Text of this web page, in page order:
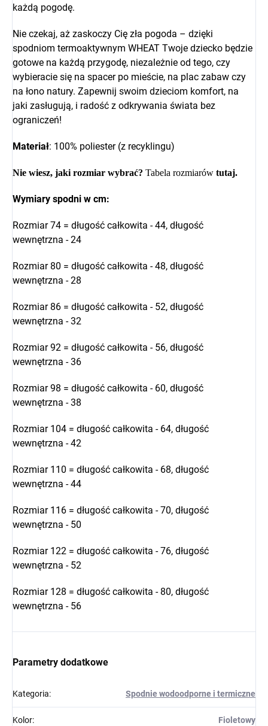
każdą pogodę.
Nie czekaj, aż zaskoczy Cię zła pogoda – dzięki
spodniom termoaktywnym WHEAT Twoje dziecko będzie
gotowe na każdą przygodę, niezależnie od tego, czy
wybieracie się na spacer po mieście, na plac zabaw czy
na łono natury. Zapewnij swoim dzieciom komfort, na
jaki zasługują, i radość z odkrywania świata bez
ograniczeń!
Materiał: 100% poliester (z recyklingu)
Nie wiesz, jaki rozmiar wybrać? Tabela rozmiarów tutaj.
Wymiary spodni w cm:
Rozmiar 74 = długość całkowita - 44, długość
wewnętrzna - 24
Rozmiar 80 = długość całkowita - 48, długość
wewnętrzna - 28
Rozmiar 86 = długość całkowita - 52, długość
wewnętrzna - 32
Rozmiar 92 = długość całkowita - 56, długość
wewnętrzna - 36
Rozmiar 98 = długość całkowita - 60, długość
wewnętrzna - 38
Rozmiar 104 = długość całkowita - 64, długość
wewnętrzna - 42
Rozmiar 110 = długość całkowita - 68, długość
wewnętrzna - 44
Rozmiar 116 = długość całkowita - 70, długość
wewnętrzna - 50
Rozmiar 122 = długość całkowita - 76, długość
wewnętrzna - 52
Rozmiar 128 = długość całkowita - 80, długość
wewnętrzna - 56
Parametry dodatkowe
Kategoria: Spodnie wodoodporne i termiczne
Kolor: Fioletowy